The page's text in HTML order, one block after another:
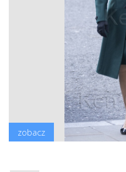
zobacz